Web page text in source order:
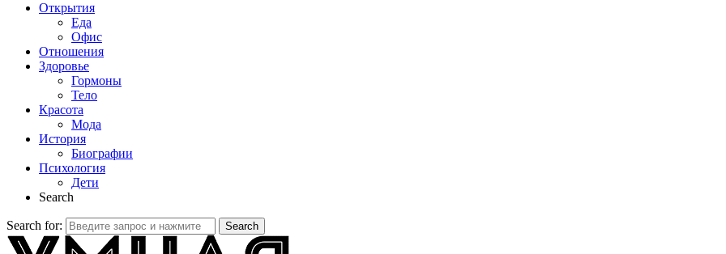
Открытия
Еда
Офис
Отношения
Здоровье
Гормоны
Тело
Красота
Мода
История
Биографии
Психология
Дети
Search
Search for: Search